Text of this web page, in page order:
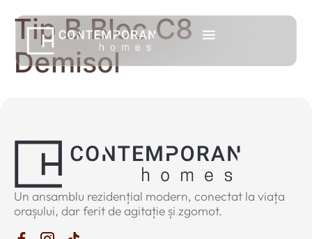
Tip B Bloc C8
Demisol
Un ansamblu rezidențial modern, conectat la viața
orașului, dar ferit de agitație și zgomot.